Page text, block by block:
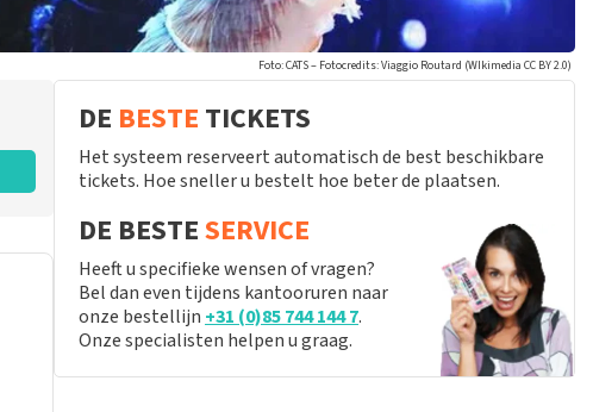
Foto: CATS – Fotocredits: Viaggio Routard (WIkimedia CC BY 2.0)
DE BESTE TICKETS
Het systeem reserveert automatisch de best beschikbare
tickets. Hoe sneller u bestelt hoe beter de plaatsen.
DE BESTESERVICE
Heeft u specifieke wensen of vragen?
Bel dan even tijdens kantooruren naar
onze bestellijn +31 (0)85 744 144 7.
Onze specialisten helpen u graag.